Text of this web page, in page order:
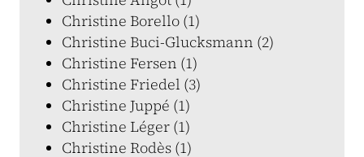
Christine Borello (1)
Christine Buci-Glucksmann (2)
Christine Fersen (1)
Christine Friedel (3)
Christine Juppé (1)
Christine Léger (1)
Christine Rodès (1)